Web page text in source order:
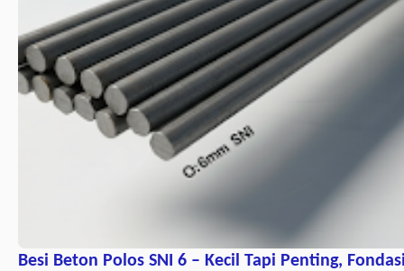
Besi Beton Polos SNI 6 – Kecil Tapi Penting,